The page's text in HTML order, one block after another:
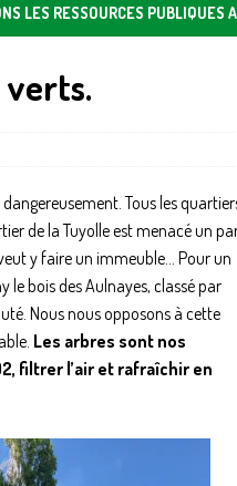
LES RESSOURCES PUBLIQUES
verts.
Tous les
de la Tuyolle est menacé un
y faire un immeuble… Pour un
le bois des Aulnayes, classé par
Nous nous opposons à cette
Les arbres sont nos
filtrer l’air et rafraîchir en